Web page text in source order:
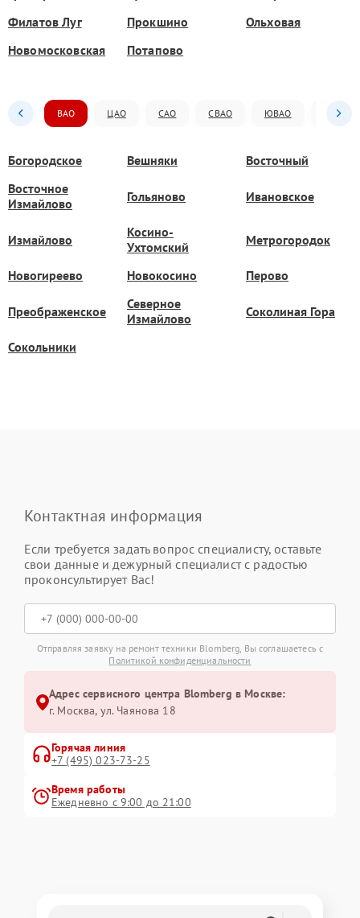
Филатов Луг
Прокшино
Ольховая
Новомосковская
Потапово
ВАО ЦАО САО СВАО ЮВАО ЮАО
Богородское Вешняки
Восточный
Восточное
Измайлово
Гольяново Ивановское
Измайлово
Косино-
Ухтомский
Метрогородок
Новогиреево Новокосино Перово
Преображенское
Северное
Измайлово
Соколиная Гора
Сокольники
Контактная информация
Если требуется задать вопрос специалисту, оставьте
свои данные и дежурный специалист с радостью
проконсультирует Вас!
Отправляя заявку на ремонт техники Blomberg, Вы соглашаетесь с
Политикой конфиденциальности
Адрес сервисного центра Blomberg в Москве:
г. Москва, ул. Чаянова 18
Горячая линия
+7 (495) 023-73-25
Время работы
Ежедневно с 9:00 до 21:00